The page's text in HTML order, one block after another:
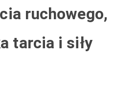
ruchowego,
tarcia i siły